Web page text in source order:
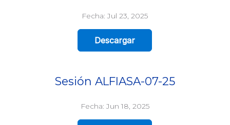
Fecha: Jul 23, 2025
Descargar
Sesión ALFIASA-07-25
Fecha: Jun 18, 2025